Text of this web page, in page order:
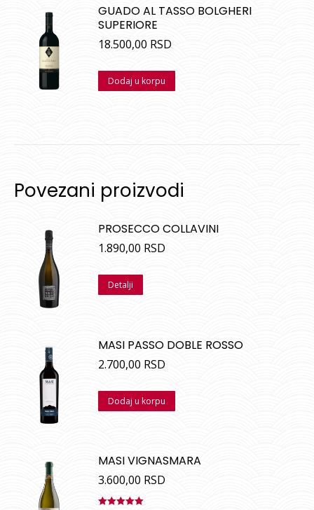
GUADO AL TASSO BOLGHERI
SUPERIORE
18.500,00 RSD
Dodaj u korpu
Povezani proizvodi
PROSECCO COLLAVINI
1.890,00 RSD
Detalji
MASI PASSO DOBLE ROSSO
2.700,00 RSD
Dodaj u korpu
MASI VIGNASMARA
3.600,00 RSD